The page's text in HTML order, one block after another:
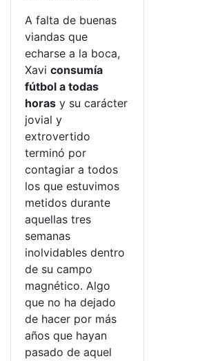
A falta de buenas
viandas que
echarse a la boca,
Xavi consumía
fútbol a todas
horas y su carácter
jovial y
extrovertido
terminó por
contagiar a todos
los que estuvimos
metidos durante
aquellas tres
semanas
inolvidables dentro
de su campo
magnético. Algo
que no ha dejado
de hacer por más
años que hayan
pasado de aquel